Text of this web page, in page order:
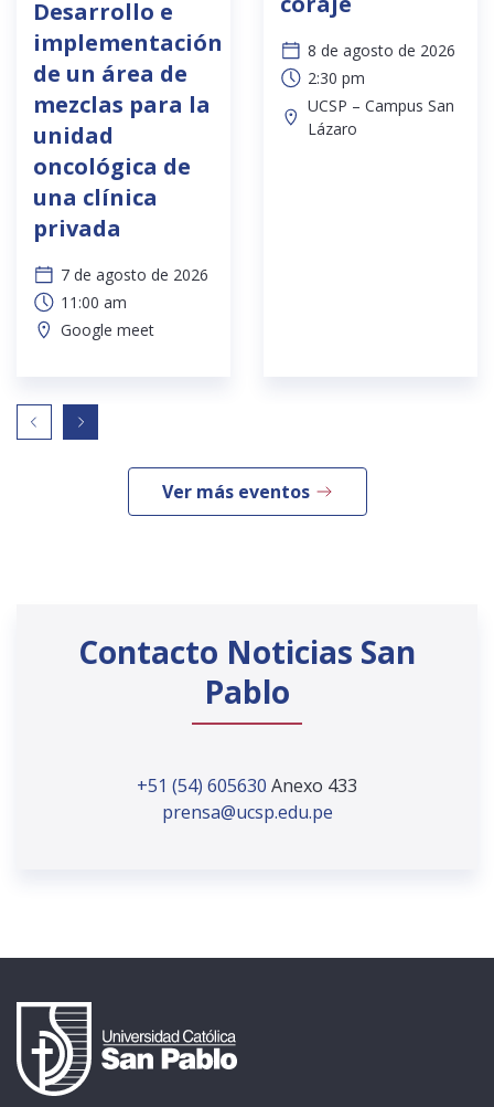
Desarrollo e
implementación
de un área de
mezclas para la
unidad
oncológica de
una clínica
privada
7 de agosto de 2026
11:00 am
Google meet
8 de agosto de 2026
2:30 pm
UCSP – Campus San
Lázaro
Ver más eventos
Contacto Noticias San
Pablo
+51 (54) 605630 Anexo 433
prensa@ucsp.edu.pe